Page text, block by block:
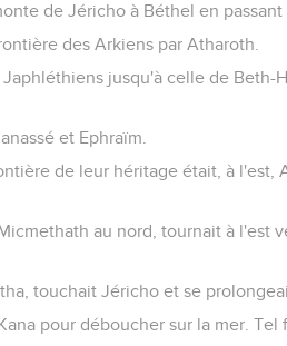
de Jéricho à Béthel en passant
des Arkiens par Atharoth.
jusqu'à celle de Beth-
et Ephraïm.
de leur héritage était, à l'est,
au nord, tournait à l'est
touchait Jéricho et se
pour déboucher sur la mer. Tel